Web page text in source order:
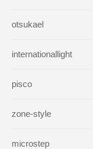
otsukael
internationallight
pisco
zone-style
microstep